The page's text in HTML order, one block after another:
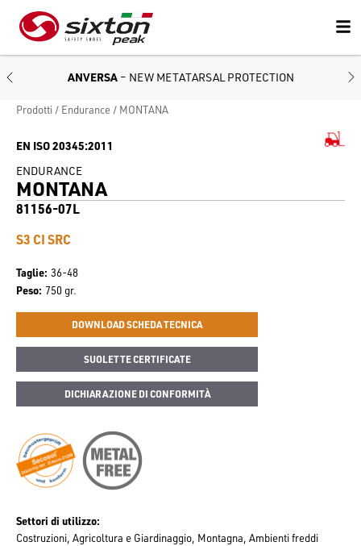
ANVERSA – NEW METATARSAL PROTECTION
Prodotti Endurance MONTANA
EN ISO 20345:2011
ENDURANCE
MONTANA
81156-07L
S3 CI SRC
Taglie 36-48
Peso 750 gr.
DOWNLOAD SCHEDA TECNICA
SUOLETTE CERTIFICATE
DICHIARAZIONE DI CONFORMITÀ
Settori di utilizzo
Costruzioni Agricoltura e Giardinaggio Montagna Ambienti freddi